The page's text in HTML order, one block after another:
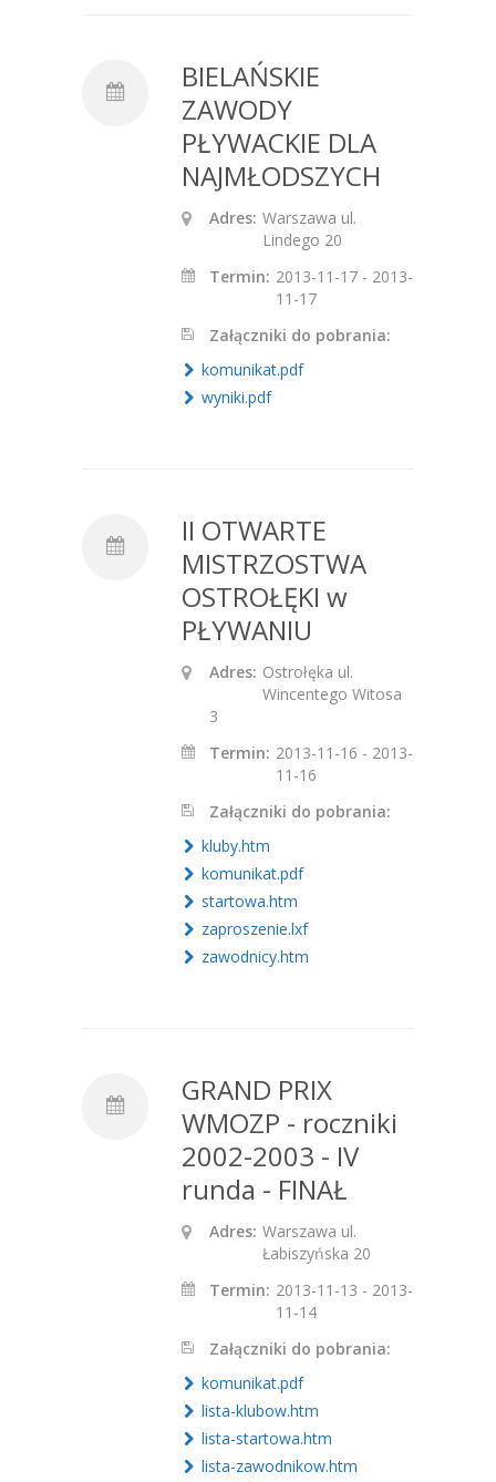
BIELAŃSKIE
ZAWODY
PŁYWACKIE DLA
NAJMŁODSZYCH
Adres: Warszawa ul.
Lindego 20
Termin: 2013-11-17 - 2013-
11-17
Załączniki do pobrania:
komunikat.pdf
wyniki.pdf
II OTWARTE
MISTRZOSTWA
OSTROŁĘKI w
PŁYWANIU
Adres: Ostrołęka ul.
Wincentego Witosa
3
Termin: 2013-11-16 - 2013-
11-16
Załączniki do pobrania:
kluby.htm
komunikat.pdf
startowa.htm
zaproszenie.lxf
zawodnicy.htm
GRAND PRIX
WMOZP - roczniki
2002-2003 - IV
runda - FINAŁ
Adres: Warszawa ul.
Łabiszyńska 20
Termin: 2013-11-13 - 2013-
11-14
Załączniki do pobrania:
komunikat.pdf
lista-klubow.htm
lista-startowa.htm
lista-zawodnikow.htm